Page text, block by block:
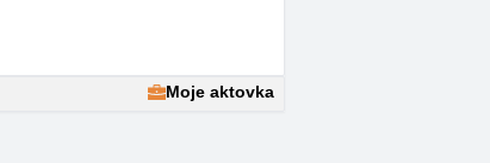
Moje aktovka